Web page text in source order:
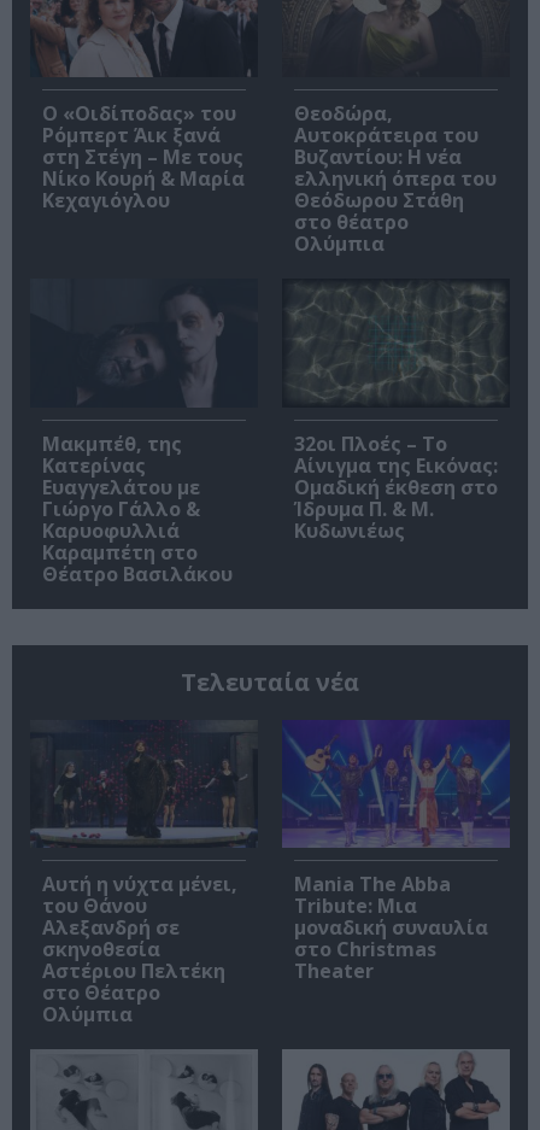
O «Οιδίποδας» του
Ρόμπερτ Άικ ξανά
στη Στέγη – Με τους
Νίκο Κουρή & Μαρία
Κεχαγιόγλου
Θεοδώρα,
Αυτοκράτειρα του
Βυζαντίου: Η νέα
ελληνική όπερα του
Θεόδωρου Στάθη
στο θέατρο
Ολύμπια
Μακμπέθ, της
Κατερίνας
Ευαγγελάτου με
Γιώργο Γάλλο &
Καρυοφυλλιά
Καραμπέτη στο
Θέατρο Βασιλάκου
32οι Πλοές – Το
Αίνιγμα της Εικόνας:
Ομαδική έκθεση στο
Ίδρυμα Π. & Μ.
Κυδωνιέως
Τελευταία νέα
Αυτή η νύχτα μένει,
του Θάνου
Αλεξανδρή σε
σκηνοθεσία
Αστέριου Πελτέκη
στο Θέατρο
Ολύμπια
Mania The Abba
Tribute: Μια
μοναδική συναυλία
στο Christmas
Theater